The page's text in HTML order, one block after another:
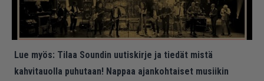
Lue myös: Tilaa Soundin uutiskirje ja tiedät mistä
kahvitauolla puhutaan! Nappaa ajankohtaiset musiikin